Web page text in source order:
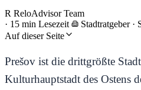
R ReloAdvisor Team
· 15 min Lesezeit Stadtratgeber ·
Auf dieser Seite
Prešov ist die drittgrößte
Kulturhauptstadt des Ostens